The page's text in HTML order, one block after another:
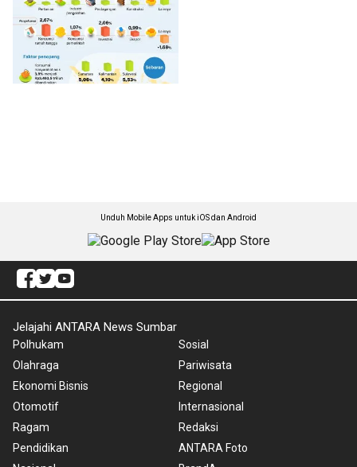
Unduh Mobile Apps untuk iOS dan Android
Jelajahi ANTARA News Sumbar
Polhukam
Olahraga
Ekonomi Bisnis
Otomotif
Ragam
Pendidikan
Sosial
Pariwisata
Regional
Internasional
Redaksi
ANTARA Foto